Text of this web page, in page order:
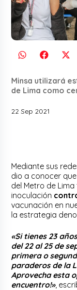
Minsa utilizará
de Lima como
22 Sep 2021
Mediante sus
dio a conocer
del Metro de
inoculación
vacunación en
la estrategia
«Si tienes 23
del 22 al 25 de
primera o
paraderos de la
Aprovecha esta
encuentro!»,